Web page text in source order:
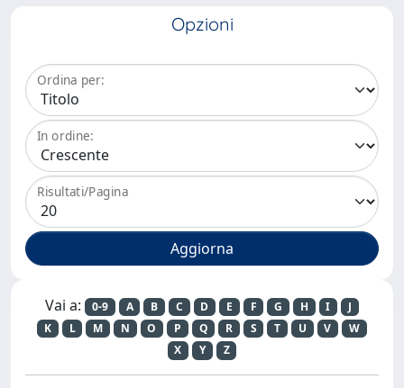
Opzioni
Ordina per:
In ordine:
Risultati/Pagina
Vai a: 0-9 A B C D E F G H I
J
K
L M N O P Q R S T U V
W
X
Y Z